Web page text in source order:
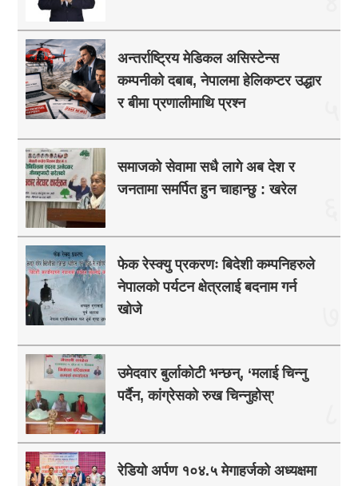
अन्तर्राष्ट्रिय मेडिकल असिस्टेन्स
कम्पनीको दबाब, नेपालमा हेलिकप्टर उद्धार
र बीमा प्रणालीमाथि प्रश्न
समाजको सेवामा सधै लागे अब देश र
जनतामा समर्पित हुन चाहान्छु : खरेल
फेक रेस्क्यु प्रकरणः बिदेशी कम्पनिहरुले
नेपालको पर्यटन क्षेत्रलाई बदनाम गर्न
खोजे
उमेदवार बुर्लाकोटी भन्छन्, ‘मलाई चिन्नु
पर्दैन, कांग्रेसको रुख चिन्नुहोस्’
रेडियो अर्पण १०४.५ मेगाहर्जको अध्यक्षमा